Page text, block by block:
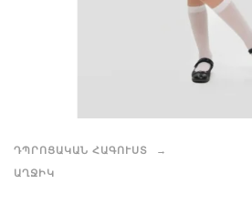
ԴՊՐՈՑԱԿԱՆ ՀԱԳՈՒՍՏ
ԱՂՋԻԿ